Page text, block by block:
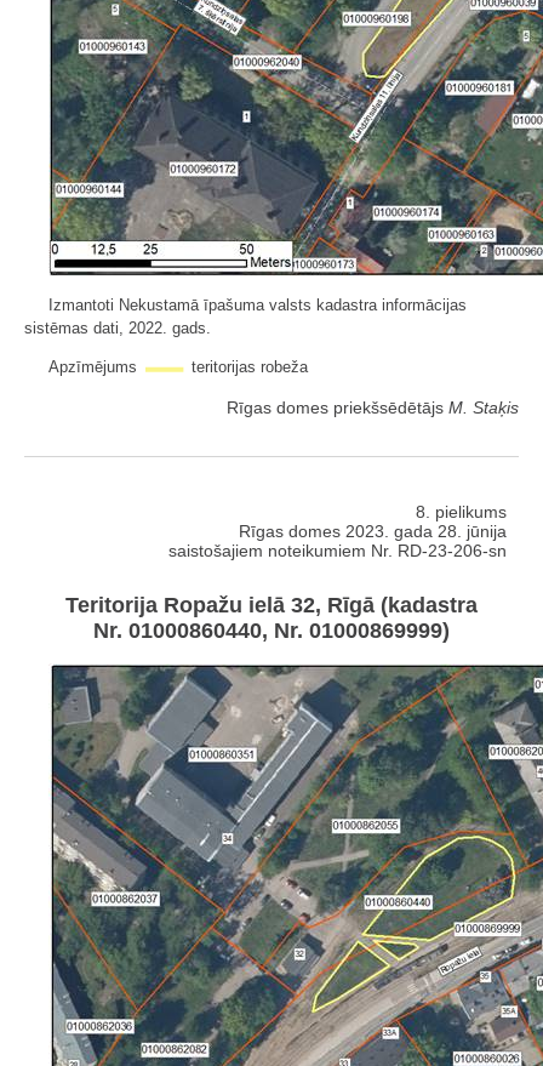
Izmantoti Nekustamā īpašuma valsts kadastra informācijas
sistēmas dati, 2022. gads.
Apzīmējums teritorijas robeža
Rīgas domes priekšsēdētājs M. Staķis
8. pielikums
Rīgas domes 2023. gada 28. jūnija
saistošajiem noteikumiem Nr. RD-23-206-sn
Teritorija Ropažu ielā 32, Rīgā (kadastra
Nr. 01000860440, Nr. 01000869999)